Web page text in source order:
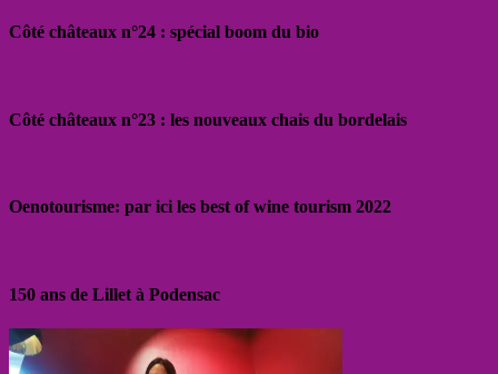
Côté châteaux n°24 : spécial boom du bio
Côté châteaux n°23 : les nouveaux chais du bordelais
Oenotourisme: par ici les best of wine tourism 2022
150 ans de Lillet à Podensac